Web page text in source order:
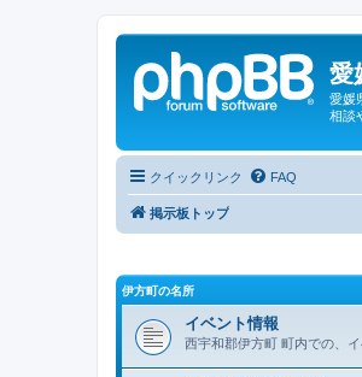
愛
愛媛
相談
クイックリンク FAQ
掲示板トップ
伊方町の名所
イベント情報
西宇和郡伊方町 町内での、